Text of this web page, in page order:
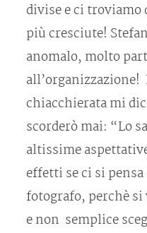
divise e ci troviamo
più cresciute!
anomalo, molto
all’organizzazione!
chiacchierata mi
scorderò mai: “Lo
altissime
effetti se ci si
fotografo, perchè
e non semplice